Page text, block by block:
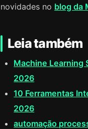
novidades no blog da
Leia também
Machine Learning
2026
10 Ferramentas
2026
automação